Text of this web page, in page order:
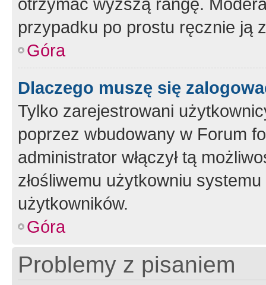
przypadku po prostu ręcznie ją
Góra
Dlaczego muszę się
Tylko zarejestrowani
poprzez wbudowany w Forum
administrator włączył tą
złośliwemu użytkowniu
użytkowników.
Góra
Problemy z pisaniem